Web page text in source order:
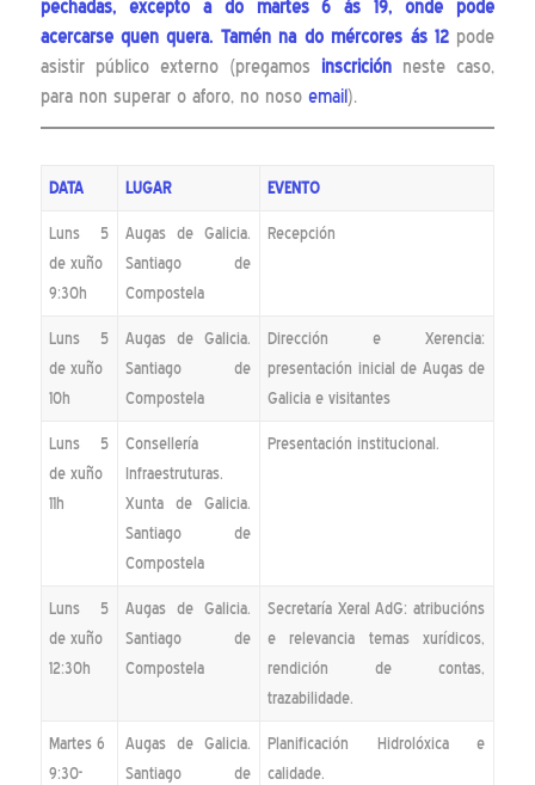
pechadas, excepto a do martes 6 ás 19, onde pode
acercarse quen quera. Tamén na do mércores ás 12pode
asistir público externo (pregamosinscrición neste caso,
para non superar o aforo, no noso email).
DATA LUGAR EVENTO
Luns 5
de xuño
9:30h
Augas de Galicia.
Santiago de
Compostela
Recepción
Luns 5
de xuño
10h
Augas de Galicia.
Santiago de
Compostela
Dirección e Xerencia:
presentación inicial de Augas de
Galicia e visitantes
Luns 5
de xuño
11h
Consellería
Infraestruturas.
Xunta de Galicia.
Santiago de
Compostela
Presentación institucional.
Luns 5
de xuño
12:30h
Augas de Galicia.
Santiago de
Compostela
Secretaría Xeral AdG: atribucións
e relevancia temas xurídicos,
rendición de contas,
trazabilidade.
Martes 6
9:30-
Augas de Galicia.
Santiago de
Planificación Hidrolóxica e
calidade.